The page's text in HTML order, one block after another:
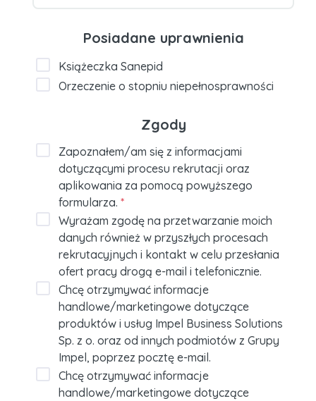
Posiadane uprawnienia
Książeczka Sanepid
Orzeczenie o stopniu niepełnosprawności
Zgody
Zapoznałem/am się z informacjami
dotyczącymi procesu rekrutacji oraz
aplikowania za pomocą powyższego
formularza. *
Wyrażam zgodę na przetwarzanie moich
danych również w przyszłych procesach
rekrutacyjnych i kontakt w celu przesłania
ofert pracy drogą e-mail i telefonicznie.
Chcę otrzymywać informacje
handlowe/marketingowe dotyczące
produktów i usług Impel Business Solutions
Sp. z o. oraz od innych podmiotów z Grupy
Impel, poprzez pocztę e-mail.
Chcę otrzymywać informacje
handlowe/marketingowe dotyczące